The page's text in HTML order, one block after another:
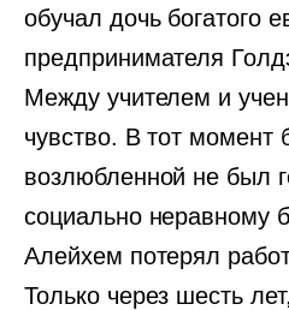
обучал дочь богатого
предпринимателя
Между учителем и
чувство. В тот момент
возлюбленной не был
социально неравному
Алейхем потерял
Только через шесть